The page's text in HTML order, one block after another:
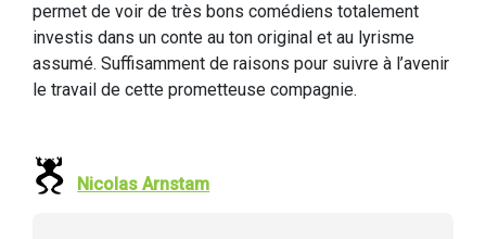
permet de voir de très bons comédiens totalement
investis dans un conte au ton original et au lyrisme
assumé. Suffisamment de raisons pour suivre à l’avenir
le travail de cette prometteuse compagnie.
Nicolas Arnstam